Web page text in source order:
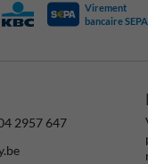
Virement
bancaire SEPA
2957 647